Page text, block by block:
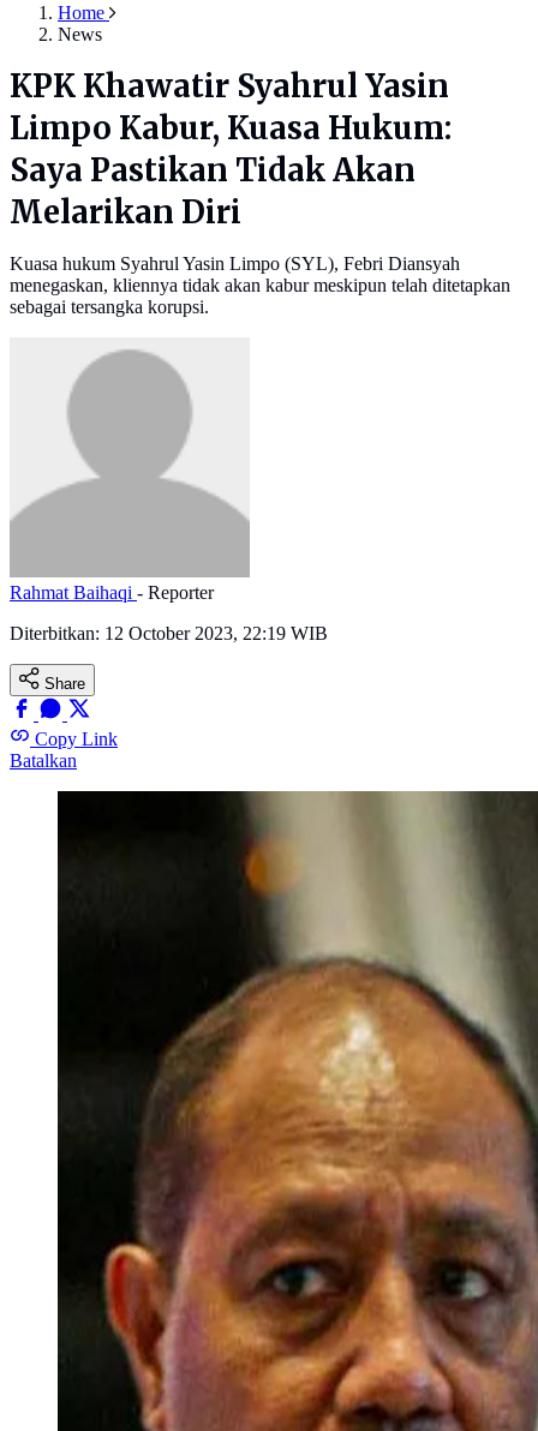
Home
News
KPK Khawatir Syahrul Yasin
Limpo Kabur, Kuasa Hukum:
Saya Pastikan Tidak Akan
Melarikan Diri
Kuasa hukum Syahrul Yasin Limpo (SYL), Febri Diansyah
menegaskan, kliennya tidak akan kabur meskipun telah ditetapkan
sebagai tersangka korupsi.
Rahmat Baihaqi - Reporter
Diterbitkan: 12 October 2023, 22:19 WIB
Share
Copy Link
Batalkan